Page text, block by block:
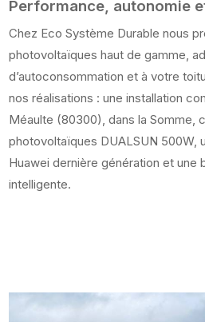
Performance, autonomie
Chez Eco Système Durable nous
photovoltaïques haut de gamme,
d’autoconsommation et à votre
nos réalisations : une installation
Méaulte (80300), dans la Somme,
photovoltaïques DUALSUN 500W,
Huawei dernière génération et une
intelligente.